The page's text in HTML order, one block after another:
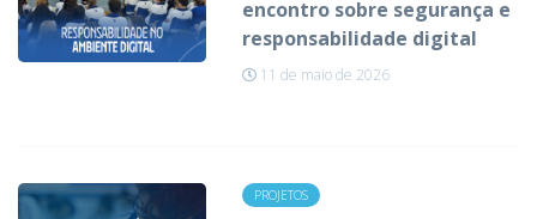
encontro sobre segurança e
responsabilidade digital
11 de maio de 2026
PROJETOS